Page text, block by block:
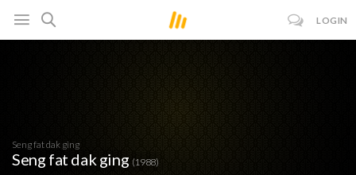
LOGIN
Seng fat dak ging
Seng fat dak ging (1988)